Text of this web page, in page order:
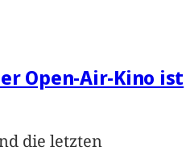
Open-Air-Kino ist
die letzten